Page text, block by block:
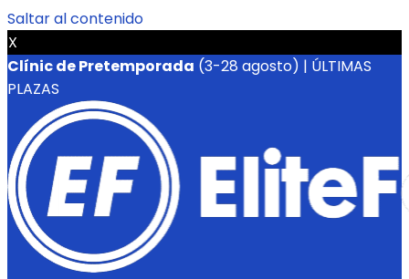
Saltar al contenido
X
Clínic de Pretemporada (3-28 agosto) | ÚLTIMAS
PLAZAS